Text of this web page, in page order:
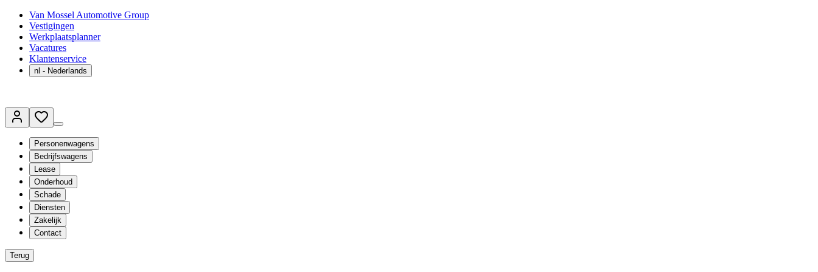
Van Mossel Automotive Group
Vestigingen
Werkplaatsplanner
Vacatures
Klantenservice
nl - Nederlands
Personenwagens
Bedrijfswagens
Lease
Onderhoud
Schade
Diensten
Zakelijk
Contact
Terug